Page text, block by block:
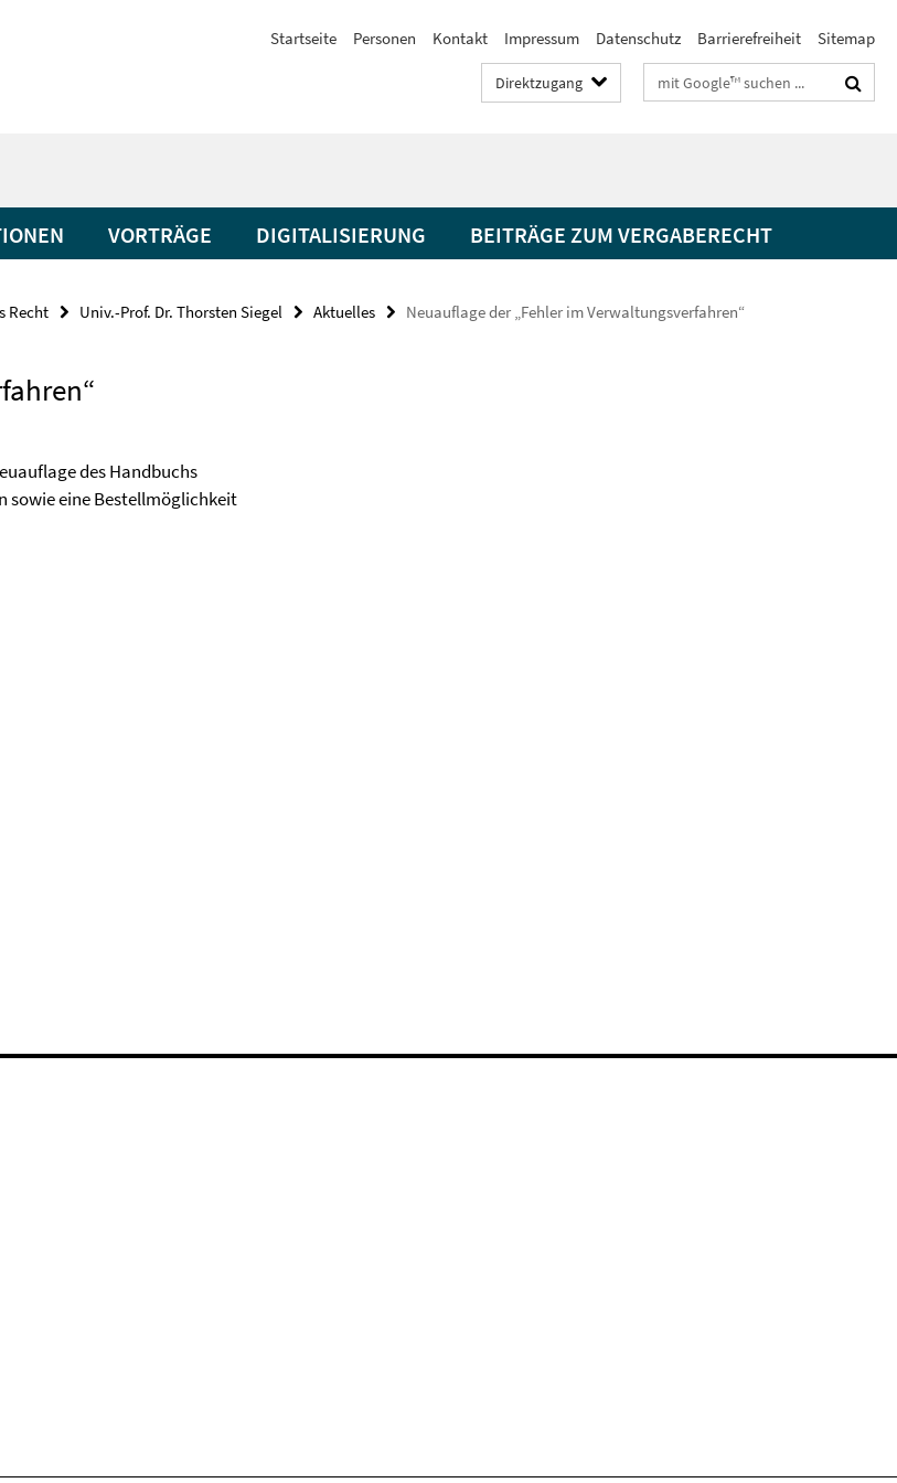
Startseite Personen Kontakt Impressum Datenschutz Barrierefreiheit Sitemap
Direktzugang Suchbegriffe
VORTRÄGE DIGITALISIERUNG BEITRÄGE ZUM VERGABERECHT
Recht Univ.-Prof. Dr. Thorsten Siegel Aktuelles Neuauflage der „Fehler im Verwaltungsverfahren“
des Handbuchs
sowie eine Bestellmöglichkeit